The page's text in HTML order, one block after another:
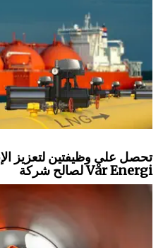
لصالح شركة Vår Energi